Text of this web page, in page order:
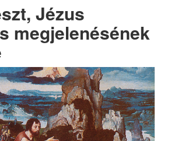
Jézus
megjelenésének